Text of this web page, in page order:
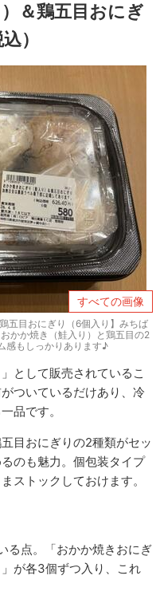
＆鶏五目おにぎ
）
すべての画像
五目おにぎり（6個入り】みちば
かか焼き（鮭入り）と鶏五目の2
感もしっかりあります♪
として販売されているこ
ついているだけあり、冷
品です。
目おにぎりの2種類がセッ
のも魅力。個包装タイプ
ストックしておけます。
る点。「おかか焼きおにぎ
が各3個ずつ入り、これ